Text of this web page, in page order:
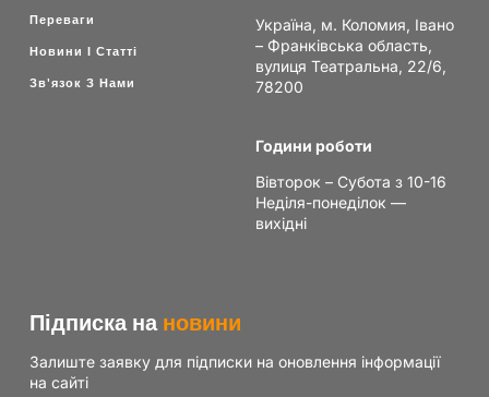
Переваги
Новини І Статті
Зв'язок З Нами
Україна, м. Коломия, Івано
– Франківська область,
вулиця Театральна, 22/6,
78200
Години роботи
Вівторок – Субота з 10-16
Неділя-понеділок —
вихідні
Підписка на новини
Залиште заявку для підписки на оновлення інформації
на сайті